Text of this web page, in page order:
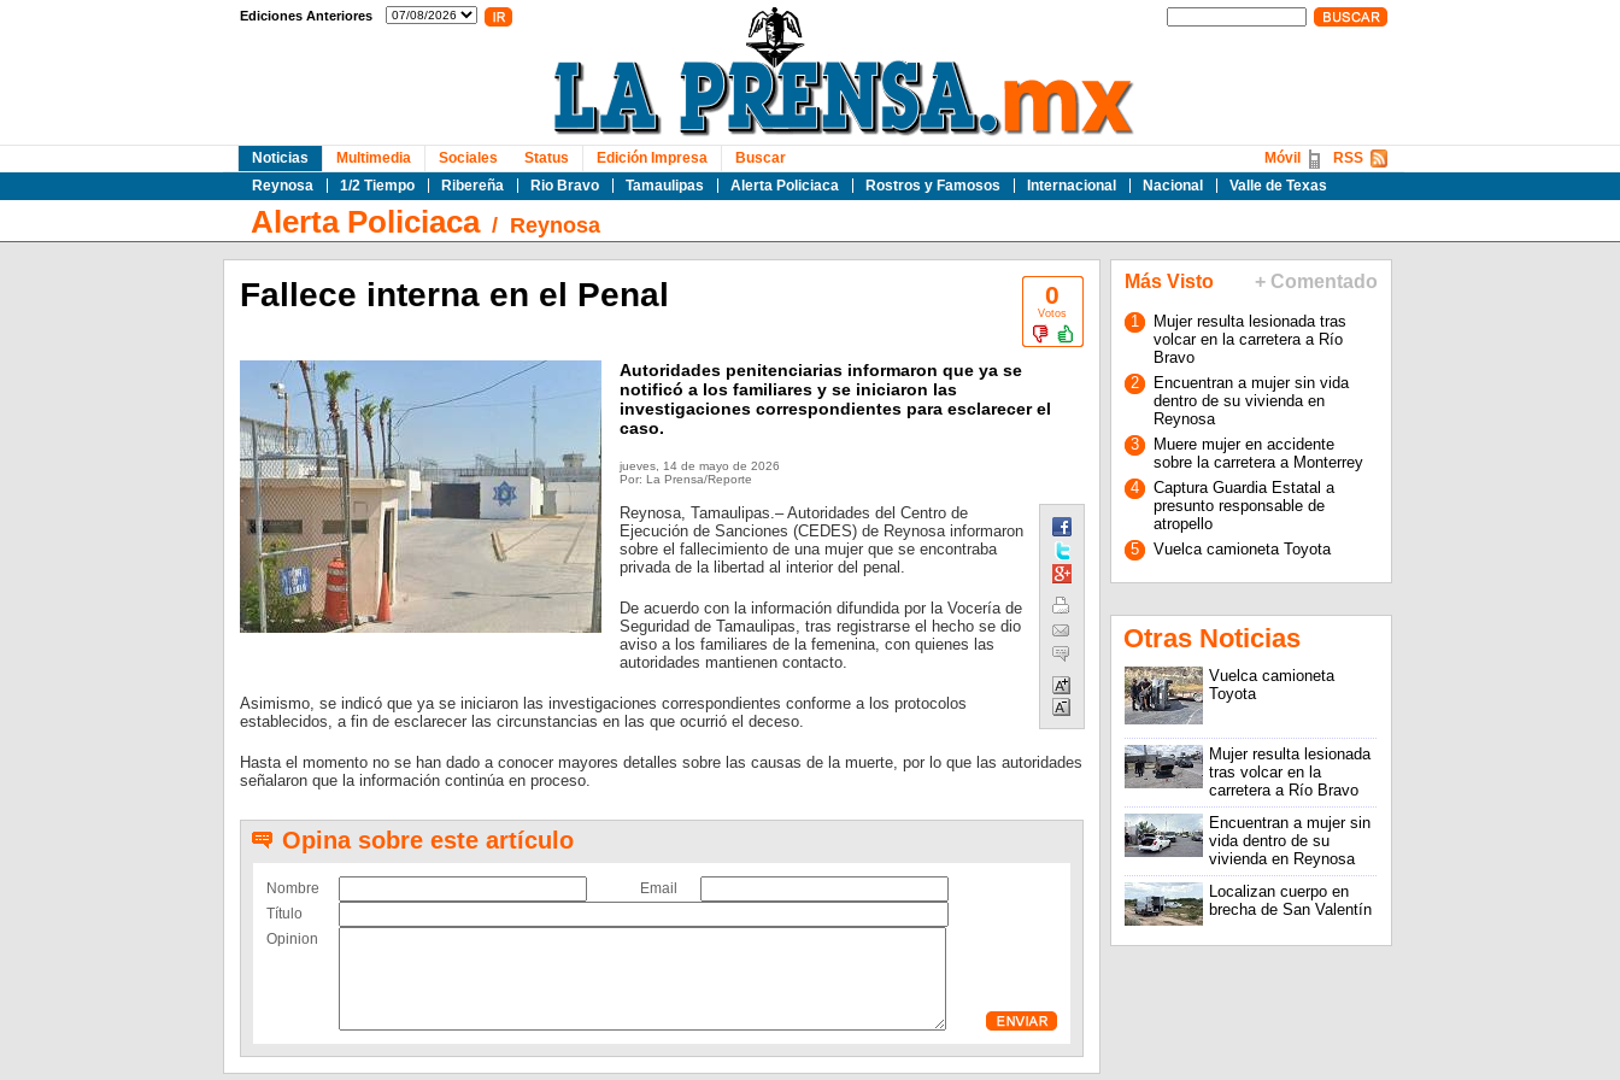
Ediciones Anteriores
Noticias
Reynosa
1/2 Tiempo Ribereña Rio Bravo Tamaulipas Alerta Policiaca Rostros y Famosos Internacional Nacional Valle de Texas
Multimedia Sociales Status Edición Impresa Buscar RSS
Móvil
Alerta Policiaca/ Reynosa
0
Votos
Fallece interna en el Penal
Autoridades penitenciarias informaron que ya se
notificó a los familiares y se iniciaron las
investigaciones correspondientes para esclarecer el
caso.
jueves, 14 de mayo de 2026
Por: La Prensa/Reporte
Reynosa, Tamaulipas.– Autoridades del Centro de
Ejecución de Sanciones (CEDES) de Reynosa informaron
sobre el fallecimiento de una mujer que se encontraba
privada de la libertad al interior del penal.
De acuerdo con la información difundida por la Vocería de
Seguridad de Tamaulipas, tras registrarse el hecho se dio
aviso a los familiares de la femenina, con quienes las
autoridades mantienen contacto.
Asimismo, se indicó que ya se iniciaron las investigaciones correspondientes conforme a los protocolos
establecidos, a fin de esclarecer las circunstancias en las que ocurrió el deceso.
Hasta el momento no se han dado a conocer mayores detalles sobre las causas de la muerte, por lo que las autoridades
señalaron que la información continúa en proceso.
Opina sobre este artículo
Nombre
Email
Título
Opinion
Más Visto + Comentado
1
Mujer resulta lesionada tras
volcar en la carretera a Río
Bravo
2
Encuentran a mujer sin vida
dentro de su vivienda en
Reynosa
3
Muere mujer en accidente
sobre la carretera a Monterrey
4
Captura Guardia Estatal a
presunto responsable de
atropello
5
Vuelca camioneta Toyota
Otras Noticias
Vuelca camioneta
Toyota
Mujer resulta lesionada
tras volcar en la
carretera a Río Bravo
Encuentran a mujer sin
vida dentro de su
vivienda en Reynosa
Localizan cuerpo en
brecha de San Valentín